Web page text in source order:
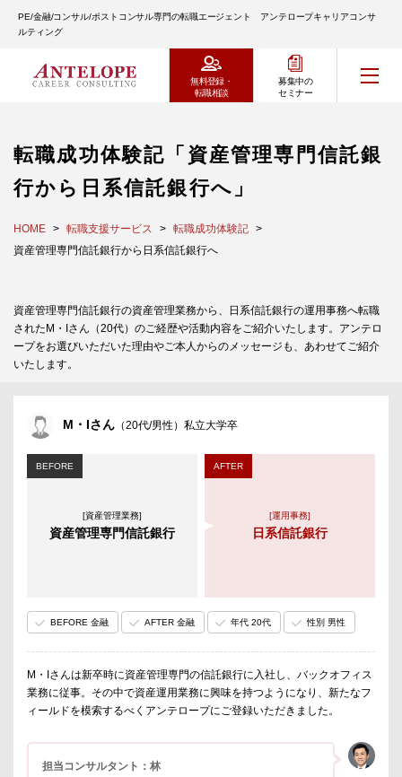
PE/金融/コンサル/ポストコンサル専門の転職エージェント アンテロープキャリアコンサ
ルティング
無料登録・
転職相談
募集中の
セミナー
転職成功体験記「資産管理専門信託銀
行から日系信託銀行へ」
HOME 転職支援サービス
転職成功体験記
資産管理専門信託銀行から日系信託銀行へ
資産管理専門信託銀行の資産管理業務から、日系信託銀行の運用事務へ転職
されたM・Iさん（20代）のご経歴や活動内容をご紹介いたします。アンテロ
ープをお選びいただいた理由やご本人からのメッセージも、あわせてご紹介
いたします。
M・Iさん （20代/男性）私立大学卒
BEFORE
[資産管理業務]
資産管理専門信託銀行
AFTER
[運用事務]
日系信託銀行
BEFORE 金融 AFTER 金融 年代 20代 性別 男性
M・Iさんは新卒時に資産管理専門の信託銀行に入社し、バックオフィス
業務に従事。その中で資産運用業務に興味を持つようになり、新たなフ
ィールドを模索するべくアンテロープにご登録いただきました。
担当コンサルタント：林